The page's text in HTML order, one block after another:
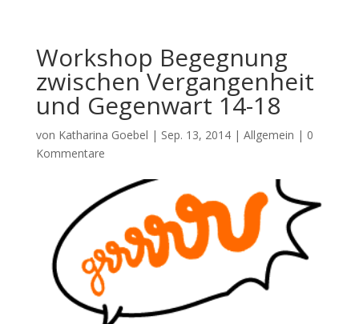
Workshop Begegnung
zwischen Vergangenheit
und Gegenwart 14-18
von Katharina Goebel | Sep. 13, 2014| Allgemein | 0
Kommentare